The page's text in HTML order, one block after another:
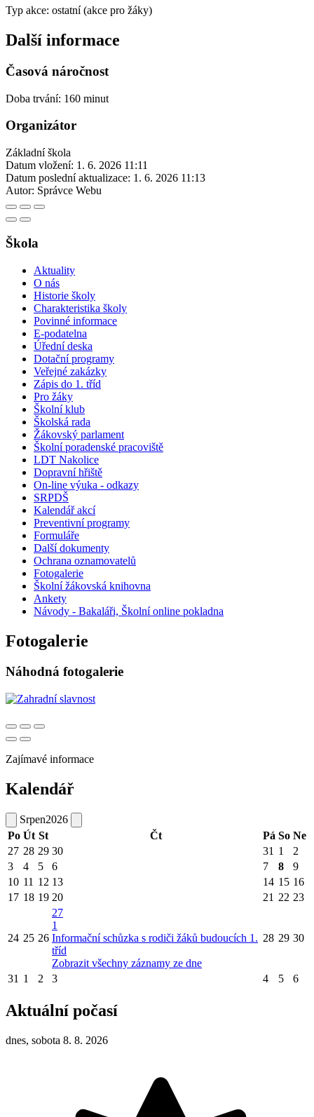
Typ akce: ostatní (akce pro žáky)
Další informace
Časová náročnost
Doba trvání: 160 minut
Organizátor
Základní škola
Datum vložení: 1. 6. 2026 11:11
Datum poslední aktualizace: 1. 6. 2026 11:13
Autor: Správce Webu
Škola
Aktuality
O nás
Historie školy
Charakteristika školy
Povinné informace
E-podatelna
Úřední deska
Dotační programy
Veřejné zakázky
Zápis do 1. tříd
Pro žáky
Školní klub
Školská rada
Žákovský parlament
Školní poradenské pracoviště
LDT Nakolice
Dopravní hřiště
On-line výuka - odkazy
SRPDŠ
Kalendář akcí
Preventivní programy
Formuláře
Další dokumenty
Ochrana oznamovatelů
Fotogalerie
Školní žákovská knihovna
Ankety
Návody - Bakaláři, Školní online pokladna
Fotogalerie
Náhodná fotogalerie
Zajímavé informace
Kalendář
Srpen2026
Po Út St Čt Pá So Ne
27 28 29 30 31 1
2
3
4 5 6 7 8
9
10 11 12 13 14 15 16
17 18 19 20 21 22 23
24 25 26
27
1
Informační schůzka s rodiči žáků budoucích 1.
tříd
Zobrazit všechny záznamy ze dne
28 29 30
31 1 2 3 4 5 6
Aktuální počasí
dnes, sobota 8. 8. 2026